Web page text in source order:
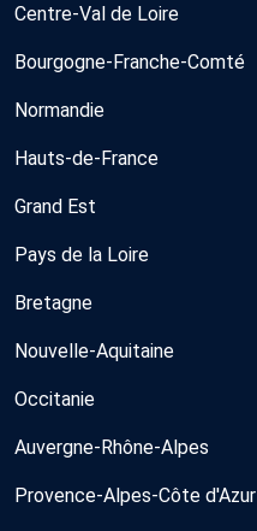
Centre-Val de Loire
Bourgogne-Franche-Comté
Normandie
Hauts-de-France
Grand Est
Pays de la Loire
Bretagne
Nouvelle-Aquitaine
Occitanie
Auvergne-Rhône-Alpes
Provence-Alpes-Côte d'Azur